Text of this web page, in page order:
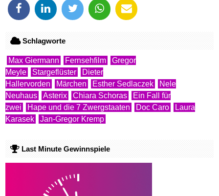
Schlagworte
Max Giermann Fernsehfilm
Gregor
Meyle
Stargeflüster
Dieter
Hallervorden
Märchen Esther Sedlaczek
Nele
Neuhaus
Asterix Chiara Schoras
Ein Fall für
zwei
Hape und die 7 Zwergstaaten Doc Caro
Laura
Karasek
Jan-Gregor Kremp
Last Minute Gewinnspiele